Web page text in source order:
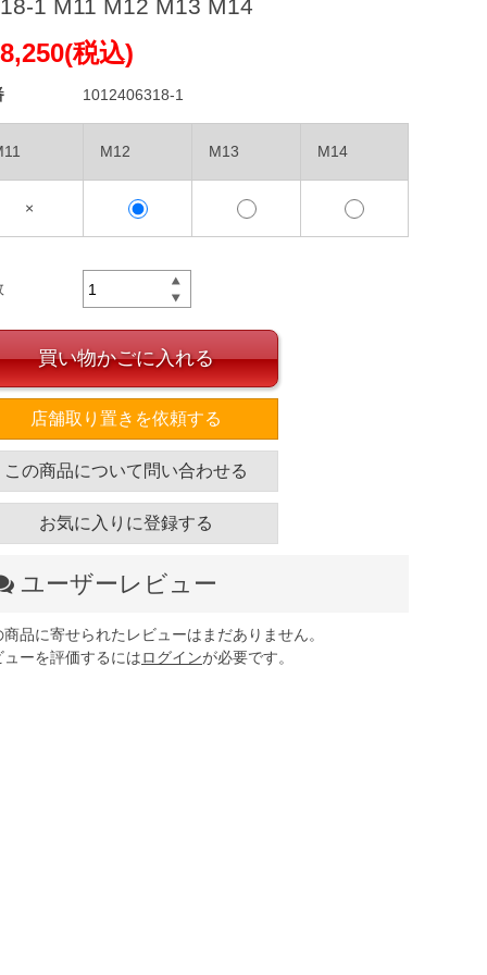
1 M11 M12 M13 M14
税込)
1012406318-1
M12 M13 M14
×
買い物かごに入れる
店舗取り置きを依頼する
この商品について問い合わせる
お気に入りに登録する
ユーザーレビュー
商品に寄せられたレビューはまだありません。
ューを評価するにはログインが必要です。